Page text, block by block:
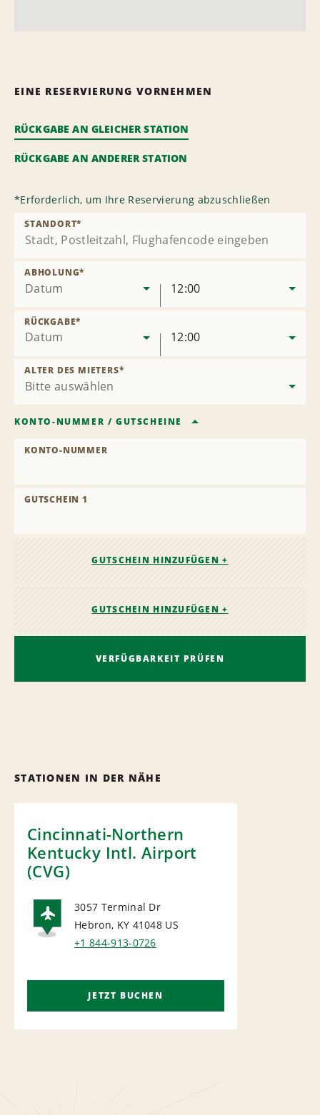
EINE RESERVIERUNG VORNEHMEN
RÜCKGABE AN GLEICHER STATION
RÜCKGABE AN ANDERER STATION
*Erforderlich, um Ihre Reservierung abzuschließen
STANDORT*
Datum
ABHOLUNG*
12:00
Datum
RÜCKGABE*
12:00
ALTER DES MIETERS*
KONTO-NUMMER / GUTSCHEINE
KONTO-NUMMER
GUTSCHEIN 1
GUTSCHEIN HINZUFÜGEN +
GUTSCHEIN HINZUFÜGEN +
VERFÜGBARKEIT PRÜFEN
STATIONEN IN DER NÄHE
Cincinnati-Northern
Kentucky Intl. Airport
(CVG)
AIRPORT
3057 Terminal Dr
Hebron, KY 41048 US
+1 844-913-0726
JETZT BUCHEN